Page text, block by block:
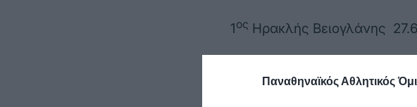
Παναθηναϊκός Αθλητικός
1ος Ηρακλής Βειογλάνης